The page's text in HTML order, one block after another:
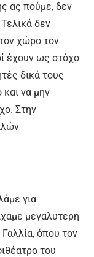
ας πούμε, δεν
δεν
χώρο τον
έχουν ως στόχο
δικά τους
και να μην
Στην
για
μεγαλύτερη
όπου τον
του